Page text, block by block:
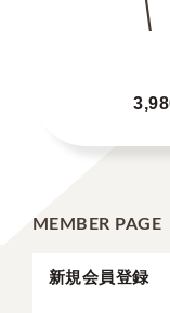
MEMBER PAGE
新規会員登録